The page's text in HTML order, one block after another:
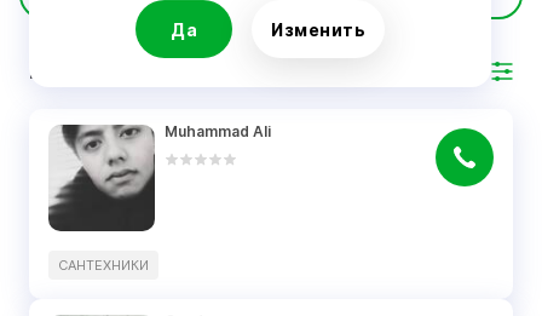
Да Изменить
РЕЗУЛЬТАТ
Muhammad Ali
САНТЕХНИКИ